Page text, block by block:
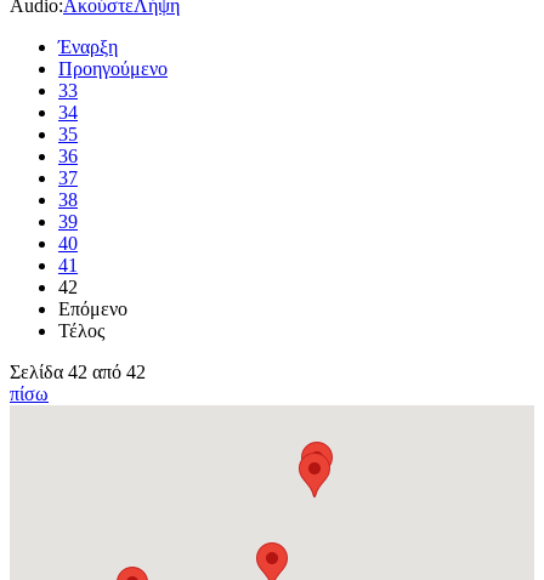
Audio:ΑκούστεΛήψη
Έναρξη
Προηγούμενο
33
34
35
36
37
38
39
40
41
42
Επόμενο
Τέλος
Σελίδα 42 από 42
πίσω